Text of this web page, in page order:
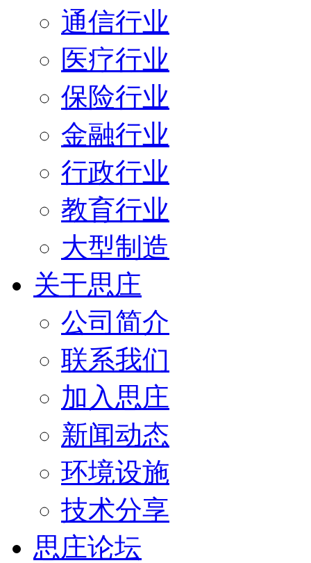
通信行业
医疗行业
保险行业
金融行业
行政行业
教育行业
大型制造
关于思庄
公司简介
联系我们
加入思庄
新闻动态
环境设施
技术分享
思庄论坛